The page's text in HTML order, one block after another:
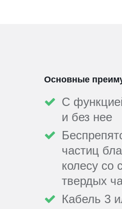
Основные
С
и без нее
частиц
колесу со
твердых
Кабель 3